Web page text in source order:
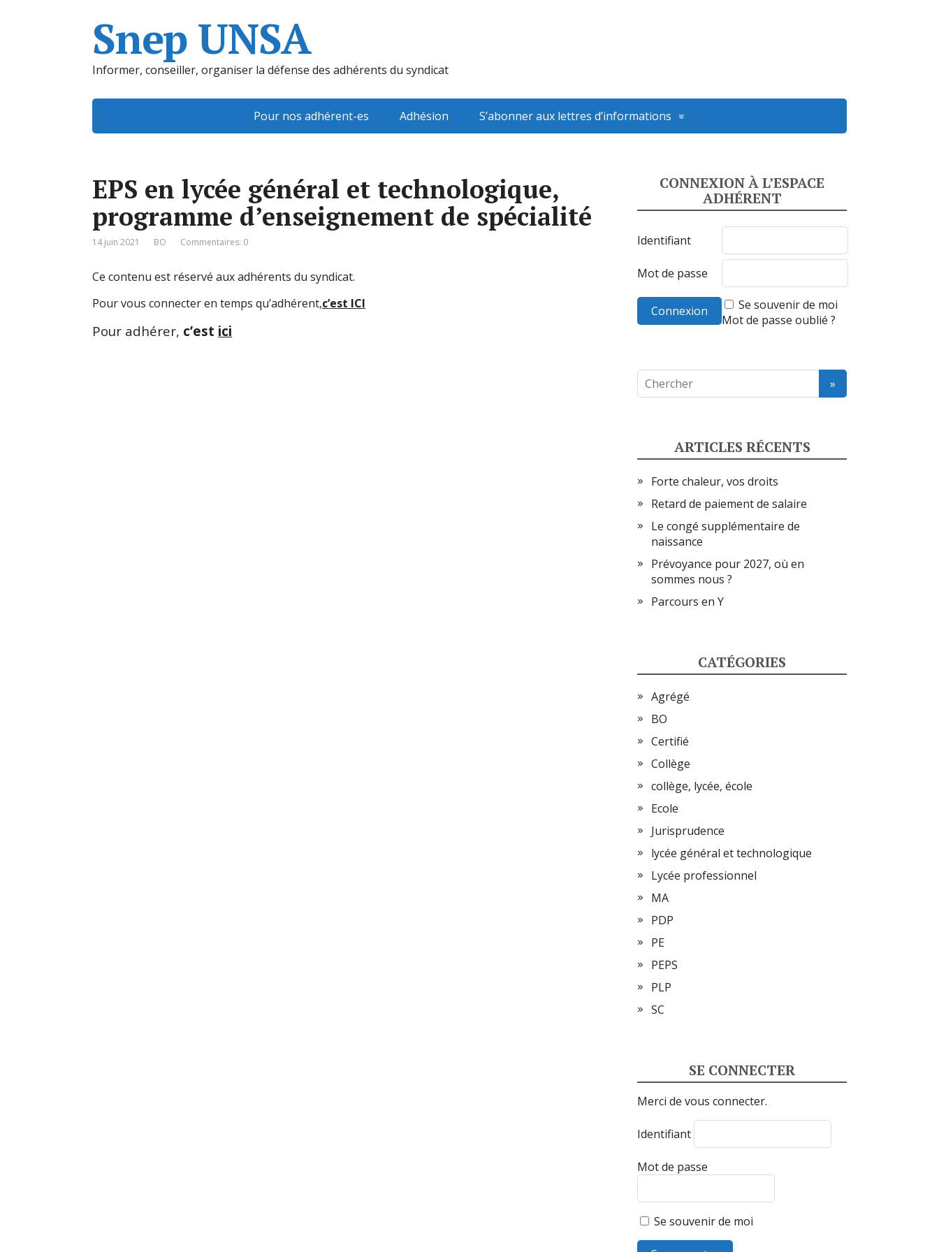
Snep UNSA
Informer, conseiller, organiser la défense des adhérents du syndicat
Pour nos adhérent-es Adhésion S’abonner aux lettres d’informations
EPS en lycée général et technologique,
programme d’enseignement de spécialité
14 juin 2021 BO Commentaires: 0
Ce contenu est réservé aux adhérents du syndicat.
Pour vous connecter en temps qu’adhérent,c’est ICI
Pour adhérer, c’est ici
CONNEXION À L’ESPACE
ADHÉRENT
Identifiant
Mot de passe
Se souvenir de moi
Mot de passe oublié ?
ARTICLES RÉCENTS
Forte chaleur, vos droits
Retard de paiement de salaire
Le congé supplémentaire de
naissance
Prévoyance pour 2027, où en
sommes nous ?
Parcours en Y
CATÉGORIES
Agrégé
BO
Certifié
Collège
collège, lycée, école
Ecole
Jurisprudence
lycée général et technologique
Lycée professionnel
MA
PDP
PE
PEPS
PLP
SC
SE CONNECTER
Merci de vous connecter.
Identifiant
Mot de passe
Se souvenir de moi